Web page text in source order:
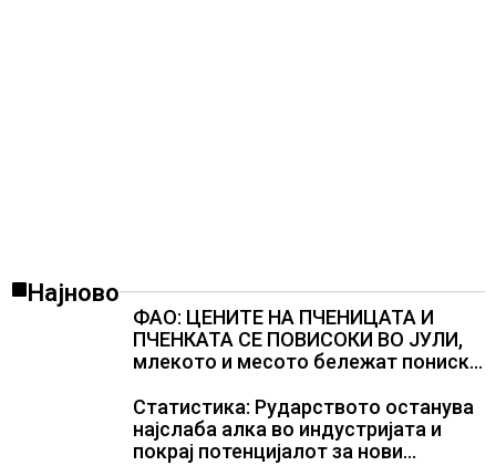
Најново
ФАО: ЦЕНИТЕ НА ПЧЕНИЦАТА И
ПЧЕНКАТА СЕ ПОВИСОКИ ВО ЈУЛИ,
млекото и месото бележат пониски
Статистика: Рударството останува
најслаба алка во индустријата и
покрај потенцијалот за нови